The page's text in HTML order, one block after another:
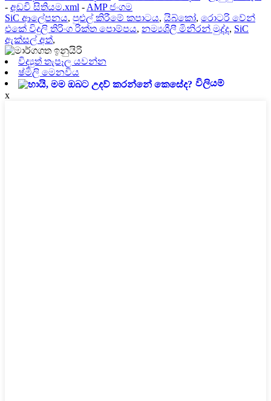
- අඩවි සිතියම.xml - AMP ජංගම
SiC ආලේපනය, පුළුල් කිරීමේ කපාටය, යිබ්කෝ, රොටරි වේන්
එකේ විදුලි තිරිංග රික්ත පොම්පය, නම්‍යශීලී මිනිරන් මුද්ද, SiC
ඇක්සල් අත්,
විද්‍යුත් තැපෑල යවන්න
ෂ්මිලි මෙනවිය
විලියම්
x